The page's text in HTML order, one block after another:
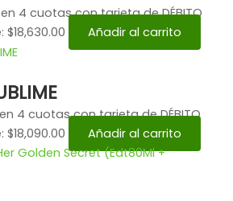
4 cuotas con tarjeta de DÉBITO
$18,630.00
Añadir al carrito
4 cuotas con tarjeta de DÉBITO
$18,090.00
Añadir al carrito